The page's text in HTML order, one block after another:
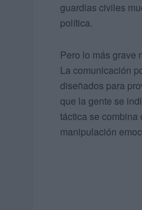
guardias civiles
política.
Pero lo más grave
La comunicación
diseñados para
que la gente se
táctica se combina
manipulación